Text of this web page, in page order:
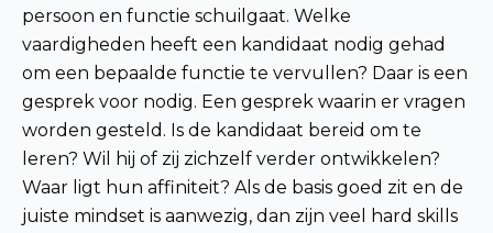
persoon en functie schuilgaat. Welke
vaardigheden heeft een kandidaat nodig gehad
om een bepaalde functie te vervullen? Daar is een
gesprek voor nodig. Een gesprek waarin er vragen
worden gesteld. Is de kandidaat bereid om te
leren? Wil hij of zij zichzelf verder ontwikkelen?
Waar ligt hun affiniteit? Als de basis goed zit en de
juiste mindset is aanwezig, dan zijn veel hard skills